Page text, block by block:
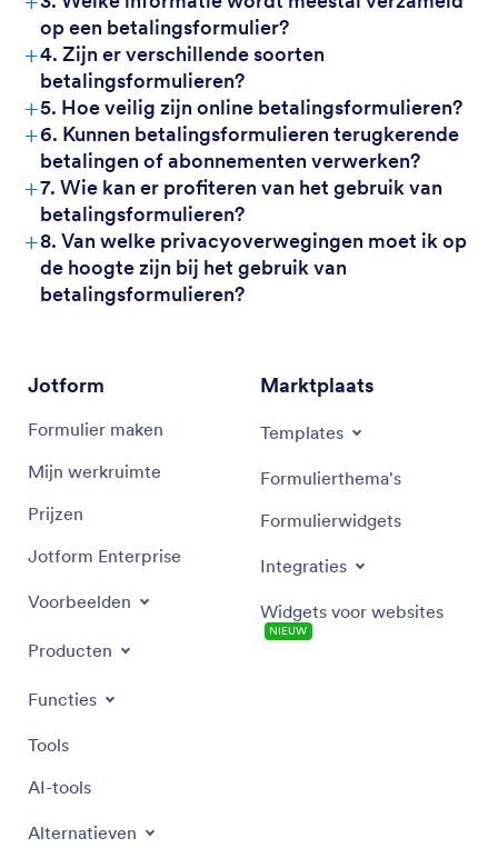
op een betalingsformulier?
+4. Zijn er verschillende soorten
betalingsformulieren?
+5. Hoe veilig zijn online betalingsformulieren?
+6. Kunnen betalingsformulieren terugkerende
betalingen of abonnementen verwerken?
+7. Wie kan er profiteren van het gebruik van
betalingsformulieren?
+8. Van welke privacyoverwegingen moet ik op
de hoogte zijn bij het gebruik van
betalingsformulieren?
Jotform
Formulier maken
Mijn werkruimte
Prijzen
Jotform Enterprise
Voorbeelden
Producten
Functies
Tools
AI-tools
Alternatieven
Marktplaats
Templates
Formulierthema's
Formulierwidgets
Integraties
Widgets voor websites
NIEUW